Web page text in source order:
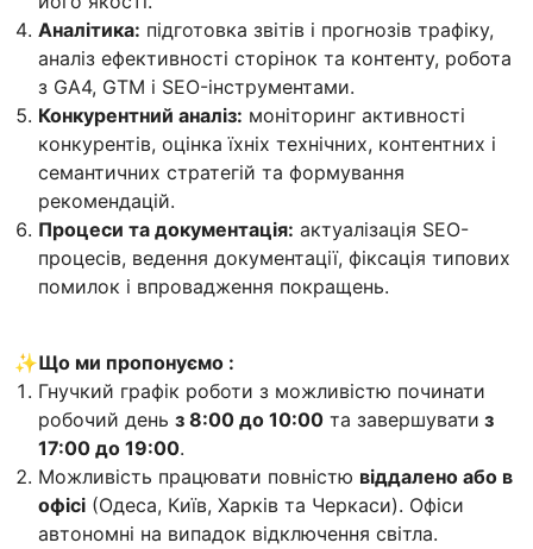
Аналітика: підготовка звітів і прогнозів трафіку,
аналіз ефективності сторінок та контенту, робота
з GA4, GTM і SEO-інструментами.
Конкурентний аналіз: моніторинг активності
конкурентів, оцінка їхніх технічних, контентних і
семантичних стратегій та формування
рекомендацій.
Процеси та документація: актуалізація SEO-
процесів, ведення документації, фіксація типових
помилок і впровадження покращень.
✨Що ми пропонуємо :
Гнучкий графік роботи з можливістю починати
робочий день з 8:00 до 10:00 та завершувати з
17:00 до 19:00.
Можливість працювати повністю віддалено або в
офісі (Одеса, Київ, Харків та Черкаси). Офіси
автономні на випадок відключення світла.